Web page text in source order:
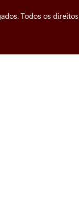
Todos os